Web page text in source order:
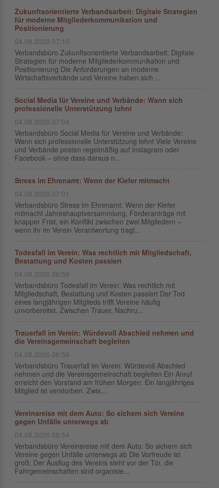
Zukunftsorientierte Verbandsarbeit: Digitale Strategien
für moderne Mitgliederkommunikation und
Positionierung
04.08.2026 07:10
Verbandsbüro Zukunftsorientierte Verbandsarbeit: Digitale
Strategien für moderne Mitgliederkommunikation und
Positionierung Die Anforderungen an moderne
Wirtschaftsverbände und Vereine haben sich ...
Social Media für Vereine und Verbände: Wann sich
professionelle Unterstützung lohnt
04.08.2026 07:04
Verbandsbüro Social Media für Vereine und Verbände:
Wann sich professionelle Unterstützung lohnt Viele Vereine
und Verbände posten regelmäßig auf Instagram oder
Facebook – ohne dass daraus n...
Stress im Ehrenamt: Wenn der Kiefer mitmacht
04.08.2026 07:01
Verbandsbüro Stress im Ehrenamt: Wenn der Kiefer
mitmacht Jahreshauptversammlung, Förderanträge mit
knapper Frist, ein Konflikt zwischen zwei Mitgliedern –
wenn ihr im Verein Verantwortung tragt...
Todesfall im Verein: Was rechtlich mit Mitgliedschaft,
Bestattung und Kosten passiert
04.08.2026 06:59
Verbandsbüro Todesfall im Verein: Was rechtlich mit
Mitgliedschaft, Bestattung und Kosten passiert Der Tod
eines langjährigen Mitglieds trifft Vereine häufig
unvorbereitet. Zwischen Trauer, Nachru...
Trauerfall im Verein: Würdevoll Abschied nehmen und
die Vereinsgemeinschaft begleiten
04.08.2026 06:56
Verbandsbüro Trauerfall im Verein: Würdevoll Abschied
nehmen und die Vereinsgemeinschaft begleiten Ein Anruf
erreicht den Vorstand am frühen Morgen: Ein langjähriges
Mitglied ist verstorben. Zwis...
Vereinsreise mit dem Auto: So sichern sich Vereine
gegen Unfälle unterwegs ab
04.08.2026 06:54
Verbandsbüro Vereinsreise mit dem Auto: So sichern sich
Vereine gegen Unfälle unterwegs ab Die Vorfreude ist
groß: Der Ausflug des Vereins steht vor der Tür, die
Fahrgemeinschaften sind organisie...